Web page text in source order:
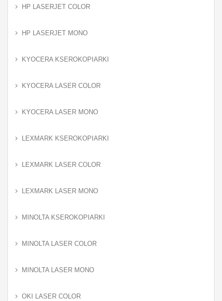
HP LASERJET COLOR
HP LASERJET MONO
KYOCERA KSEROKOPIARKI
KYOCERA LASER COLOR
KYOCERA LASER MONO
LEXMARK KSEROKOPIARKI
LEXMARK LASER COLOR
LEXMARK LASER MONO
MINOLTA KSEROKOPIARKI
MINOLTA LASER COLOR
MINOLTA LASER MONO
OKI LASER COLOR